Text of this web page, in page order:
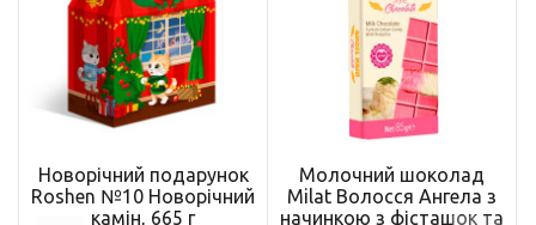
Новорічний подарунок
Roshen №10 Новорічний
камін, 665 г
Молочний шоколад
Milat Волосся Ангела з
начинкою з фісташок та